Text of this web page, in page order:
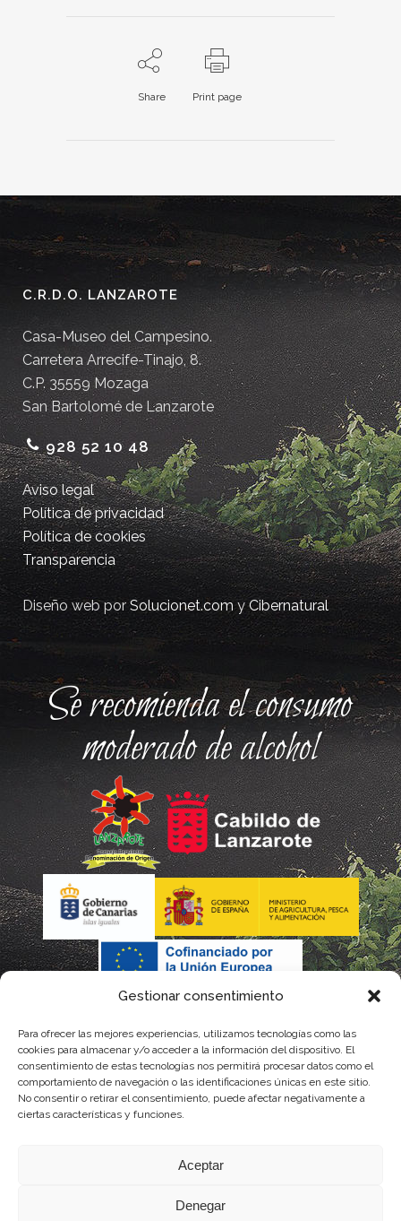
Gestionar consentimiento
Para ofrecer las mejores experiencias, utilizamos tecnologías como las
cookies para almacenar y/o acceder a la información del dispositivo. El
consentimiento de estas tecnologías nos permitirá procesar datos como el
comportamiento de navegación o las identificaciones únicas en este sitio.
No consentir o retirar el consentimiento, puede afectar negativamente a
ciertas características y funciones.
Aceptar
Denegar
Share Print page
C.R.D.O. LANZAROTE
Casa-Museo del Campesino.
Carretera Arrecife-Tinajo, 8.
C.P. 35559 Mozaga
San Bartolomé de Lanzarote
928 52 10 48
Aviso legal
Política de privacidad
Política de cookies
Transparencia
Diseño web porSolucionet.comyCibernatural
Se recomienda el consumo
moderado de alcohol
La gestión de la DOP Lanzarote realizada por este Consejo Regulador es financiada,
con fondos provenientes del presupuesto de gastos del Instituto Canario de
Calidad Agroalimentaria